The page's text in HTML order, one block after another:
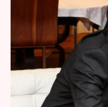
Vztahy
Seriály
Horoskopy